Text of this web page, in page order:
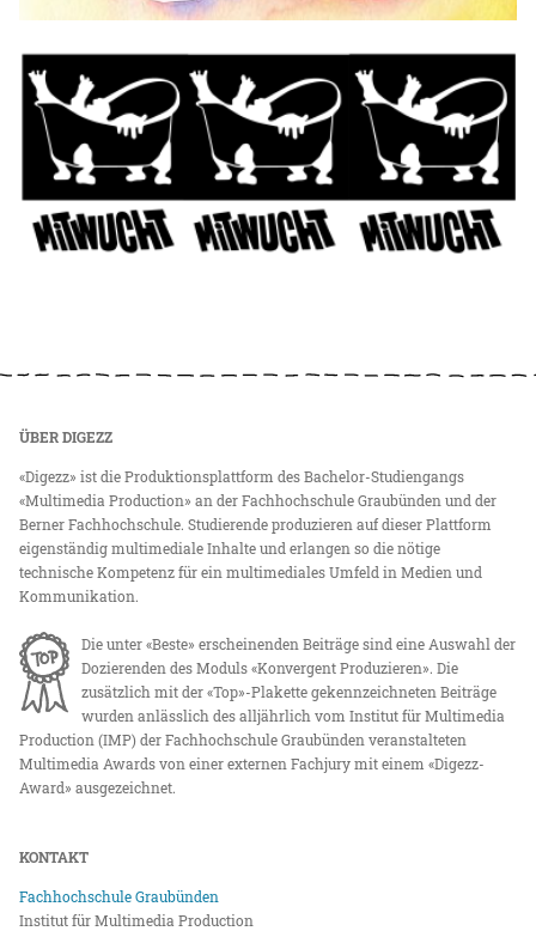
ÜBER DIGEZZ
«Digezz» ist die Produktionsplattform des Bachelor-Studiengangs
«Multimedia Production» an der Fachhochschule Graubünden und der
Berner Fachhochschule. Studierende produzieren auf dieser Plattform
eigenständig multimediale Inhalte und erlangen so die nötige
technische Kompetenz für ein multimediales Umfeld in Medien und
Kommunikation.
Die unter «Beste» erscheinenden Beiträge sind eine Auswahl der
Dozierenden des Moduls «Konvergent Produzieren». Die
zusätzlich mit der «Top»-Plakette gekennzeichneten Beiträge
wurden anlässlich des alljährlich vom Institut für Multimedia
Production (IMP) der Fachhochschule Graubünden veranstalteten
Multimedia Awards von einer externen Fachjury mit einem «Digezz-
Award» ausgezeichnet.
KONTAKT
Fachhochschule Graubünden
Institut für Multimedia Production